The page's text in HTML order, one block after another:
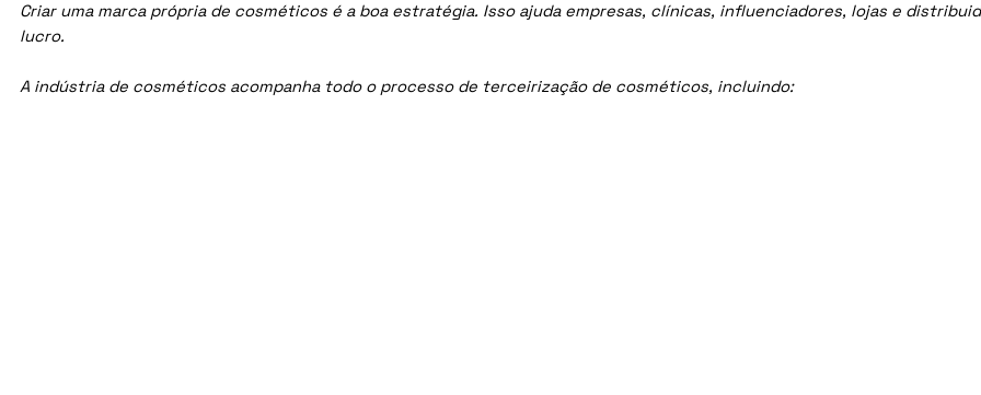
Criar uma marca própria de cosméticos é a boa estratégia. Isso ajuda empresas, clínicas, influenciadores, lojas e
lucro.
A indústria de cosméticos acompanha todo o processo de terceirização de cosméticos, incluindo: